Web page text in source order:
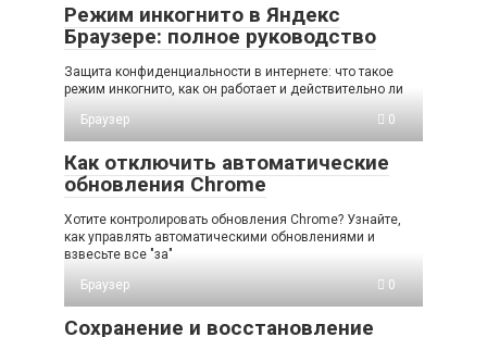
Режим инкогнито в Яндекс
Браузере: полное руководство
Защита конфиденциальности в интернете: что такое
режим инкогнито, как он работает и действительно ли
Браузер
0
Как отключить автоматические
обновления Chrome
Хотите контролировать обновления Chrome? Узнайте,
как управлять автоматическими обновлениями и
взвесьте все "за"
Браузер
0
Сохранение и восстановление